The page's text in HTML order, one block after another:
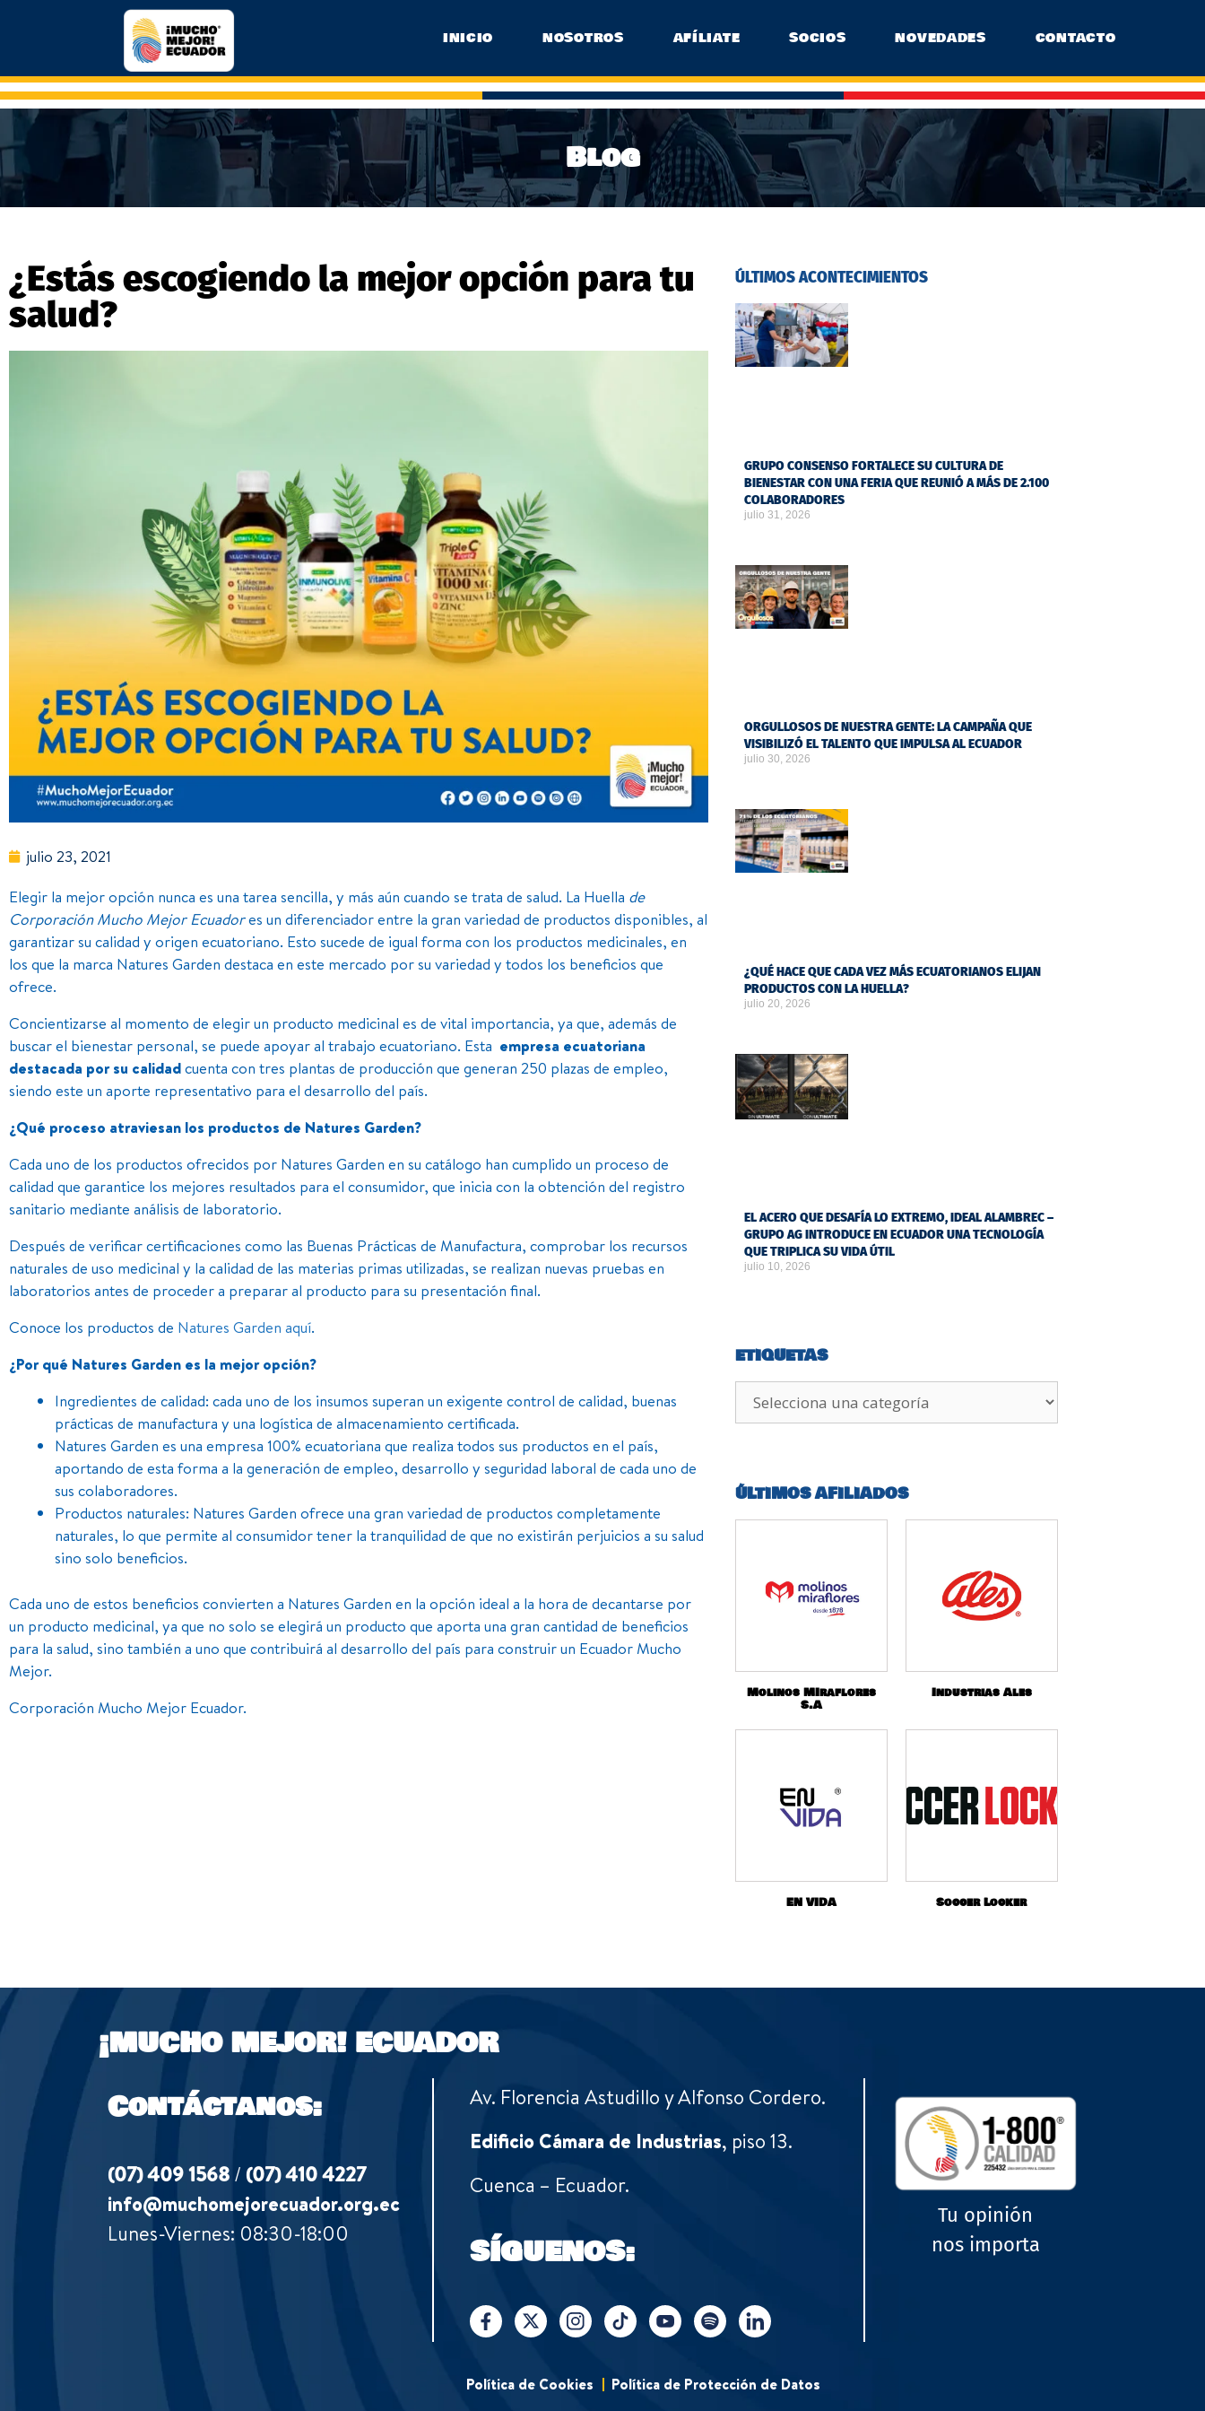
INICIO NOSOTROS AFÍLIATE SOCIOS NOVEDADES CONTACTO
Blog
¿Estás escogiendo la mejor opción para tu
salud?
julio 23, 2021
Elegir la mejor opción nunca es una tarea sencilla, y más aún cuando se trata de salud. La Huella de
Corporación Mucho Mejor Ecuadores un diferenciador entre la gran variedad de productos disponibles, al
garantizar su calidad y origen ecuatoriano. Esto sucede de igual forma con los productos medicinales, en
los que la marca Natures Garden destaca en este mercado por su variedad y todos los beneficios que
ofrece.
Concientizarse al momento de elegir un producto medicinal es de vital importancia, ya que, además de
buscar el bienestar personal, se puede apoyar al trabajo ecuatoriano. Esta empresa ecuatoriana
destacada por su calidadcuenta con tres plantas de producción que generan 250 plazas de empleo,
siendo este un aporte representativo para el desarrollo del país.
¿Qué proceso atraviesan los productos de Natures Garden?
Cada uno de los productos ofrecidos por Natures Garden en su catálogo han cumplido un proceso de
calidad que garantice los mejores resultados para el consumidor, que inicia con la obtención del registro
sanitario mediante análisis de laboratorio.
Después de verificar certificaciones como las Buenas Prácticas de Manufactura, comprobar los recursos
naturales de uso medicinal y la calidad de las materias primas utilizadas, se realizan nuevas pruebas en
laboratorios antes de proceder a preparar al producto para su presentación final.
Conoce los productos de Natures Garden aquí.
¿Por qué Natures Garden es la mejor opción?
Ingredientes de calidad: cada uno de los insumos superan un exigente control de calidad, buenas
prácticas de manufactura y una logística de almacenamiento certificada.
Natures Garden es una empresa 100% ecuatoriana que realiza todos sus productos en el país,
aportando de esta forma a la generación de empleo, desarrollo y seguridad laboral de cada uno de
sus colaboradores.
Productos naturales: Natures Garden ofrece una gran variedad de productos completamente
naturales, lo que permite al consumidor tener la tranquilidad de que no existirán perjuicios a su salud
sino solo beneficios.
Cada uno de estos beneficios convierten a Natures Garden en la opción ideal a la hora de decantarse por
un producto medicinal, ya que no solo se elegirá un producto que aporta una gran cantidad de beneficios
para la salud, sino también a uno que contribuirá al desarrollo del país para construir un Ecuador Mucho
Mejor.
Corporación Mucho Mejor Ecuador.
ÚLTIMOS ACONTECIMIENTOS
GRUPO CONSENSO FORTALECE SU CULTURA DE
BIENESTAR CON UNA FERIA QUE REUNIÓ A MÁS DE 2.100
COLABORADORES
julio 31, 2026
ORGULLOSOS DE NUESTRA GENTE: LA CAMPAÑA QUE
VISIBILIZÓ EL TALENTO QUE IMPULSA AL ECUADOR
julio 30, 2026
¿QUÉ HACE QUE CADA VEZ MÁS ECUATORIANOS ELIJAN
PRODUCTOS CON LA HUELLA?
julio 20, 2026
EL ACERO QUE DESAFÍA LO EXTREMO, IDEAL ALAMBREC –
GRUPO AG INTRODUCE EN ECUADOR UNA TECNOLOGÍA
QUE TRIPLICA SU VIDA ÚTIL
julio 10, 2026
ETIQUETAS
ÚLTIMOS AFILIADOS
Molinos MIraflores
S.A
Industrias Ales
EN VIDA Soccer Locker
¡MUCHO MEJOR! ECUADOR
Contáctanos:
(07) 409 1568 / (07) 410 4227
info@muchomejorecuador.org.ec
Lunes-Viernes: 08:30-18:00
Av. Florencia Astudillo y Alfonso Cordero.
Edificio Cámara de Industrias, piso 13.
Cuenca – Ecuador.
SÍGUENOS:
Tu opinión
nos importa
Política de Cookies Política de Protección de Datos